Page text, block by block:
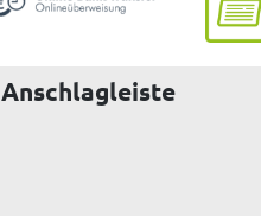
Anschlagleiste